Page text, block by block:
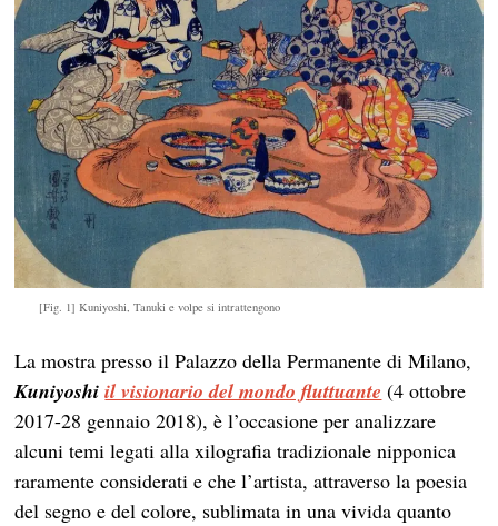
[Fig. 1] Kuniyoshi, Tanuki e volpe si intrattengono
La mostra presso il Palazzo della Permanente di Milano,
Kuniyoshiil visionario del mondo fluttuante (4 ottobre
2017-28 gennaio 2018), è l’occasione per analizzare
alcuni temi legati alla xilografia tradizionale nipponica
raramente considerati e che l’artista, attraverso la poesia
del segno e del colore, sublimata in una vivida quanto